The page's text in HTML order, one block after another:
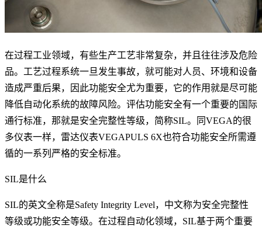
在过程工业领域，有些生产工艺非常复杂，并且往往涉及危险
品。工艺过程系统一旦发生事故，就可能对人员、环境和设备
造成严重后果，因此功能安全尤为重要，它的作用就是尽可能
降低自动化系统的故障风险。评估功能安全有一个重要的国际
通行标准，那就是安全完整性等级，简称SIL。同VEGA的很
多仪表一样，雷达仪表VEGAPULS 6X也符合功能安全所需遵
循的一系列严格的安全标准。
SIL是什么
SIL的英文全称是Safety Integrity Level，中文称为安全完整性
等级或功能安全等级。在过程自动化领域，SIL基于两个重要